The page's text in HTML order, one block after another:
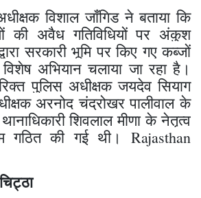
विशाल जाँगिड ने बताया कि
की अवैध गतिविधियों पर अंकुश
सरकारी भूमि पर किए गए कब्जों
अभियान चलाया जा रहा है।
पुलिस अधीक्षक जयदेव सियाग
अरनोद चंद्रोखर पालीवाल के
शिवलाल मीणा के नेतृत्व
गठित की गई थी। Rajasthan